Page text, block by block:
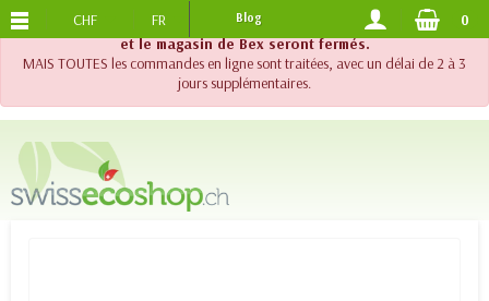
!! Important !! Jusqu'au 20 août 2026, le support téléphonique
et le magasin de Bex seront fermés.
MAIS TOUTES les commandes en ligne sont traitées, avec un délai de 2 à 3
jours supplémentaires.
PORTS OFFERTS DES 120.-
CHF FR Blog 0